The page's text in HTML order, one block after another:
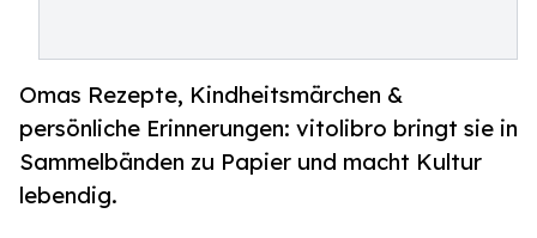
Omas Rezepte, Kindheitsmärchen &
persönliche Erinnerungen: vitolibro bringt sie in
Sammelbänden zu Papier und macht Kultur
lebendig.